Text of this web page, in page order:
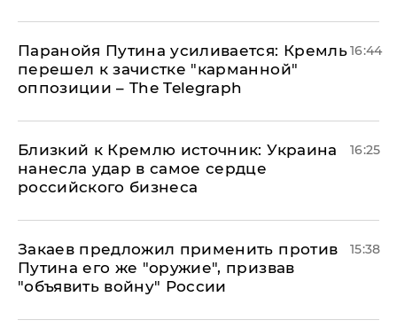
Паранойя Путина усиливается: Кремль
перешел к зачистке "карманной"
оппозиции – The Telegraph
16:44
Близкий к Кремлю источник: Украина
нанесла удар в самое сердце
российского бизнеса
16:25
Закаев предложил применить против
Путина его же "оружие", призвав
"объявить войну" России
15:38